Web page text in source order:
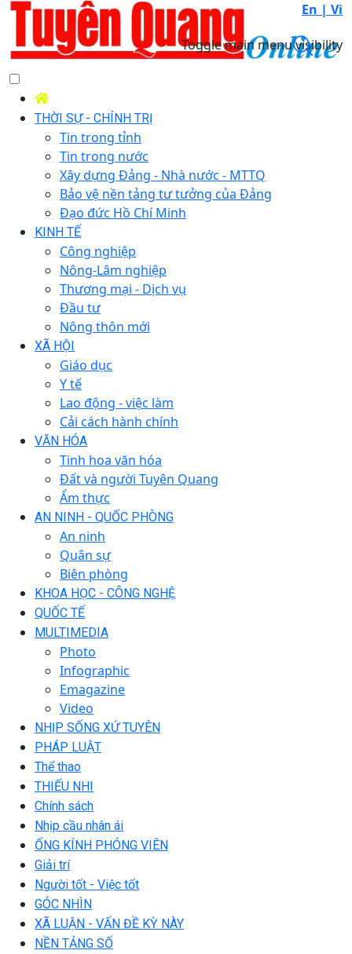
En | Vi
Toggle main menu visibility
THỜI SỰ - CHÍNH TRỊ
Tin trong tỉnh
Tin trong nước
Xây dựng Đảng - Nhà nước - MTTQ
Bảo vệ nền tảng tư tưởng của Đảng
Đạo đức Hồ Chí Minh
KINH TẾ
Công nghiệp
Nông-Lâm nghiệp
Thương mại - Dịch vụ
Đầu tư
Nông thôn mới
XÃ HỘI
Giáo dục
Y tế
Lao động - việc làm
Cải cách hành chính
VĂN HÓA
Tinh hoa văn hóa
Đất và người Tuyên Quang
Ẩm thực
AN NINH - QUỐC PHÒNG
An ninh
Quân sự
Biên phòng
KHOA HỌC - CÔNG NGHỆ
QUỐC TẾ
MULTIMEDIA
Photo
Infographic
Emagazine
Video
NHỊP SỐNG XỨ TUYÊN
PHÁP LUẬT
Thể thao
THIẾU NHI
Chính sách
Nhịp cầu nhân ái
ỐNG KÍNH PHÓNG VIÊN
Giải trí
Người tốt - Việc tốt
GÓC NHÌN
XÃ LUẬN - VẤN ĐỀ KỲ NÀY
NỀN TẢNG SỐ